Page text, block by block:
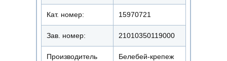
Кат. номер: 15970721
Зав. номер: 21010350119000
Производитель Белебей-крепеж